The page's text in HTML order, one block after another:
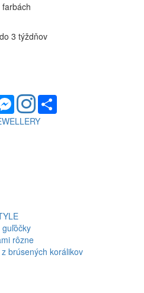
3 týždňov
Messenger
rôzne
brúsených korálikov